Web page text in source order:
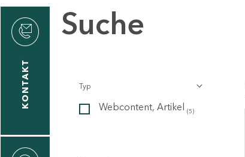
KONTAKT
Suche
Typ
Webcontent, Artikel (5)